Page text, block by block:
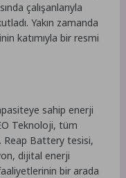
çalışanlarıyla
Yakın zamanda
katımıyla bir resmi
sahip enerji
Teknoloji, tüm
Reap Battery tesisi,
dijital enerji
bir arada